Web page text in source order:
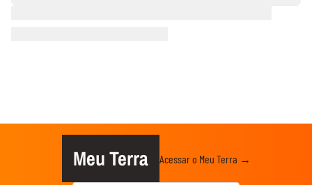
Meu Terra Acessar o Meu Terra →